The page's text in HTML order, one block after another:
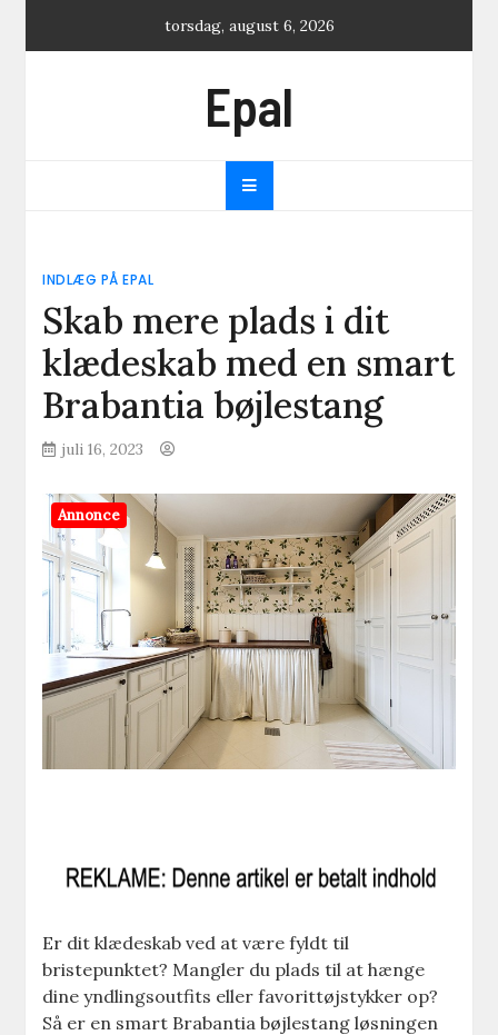
torsdag, august 6, 2026
Epal
INDLÆG PÅ EPAL
Skab mere plads i dit
klædeskab med en smart
Brabantia bøjlestang
juli 16, 2023
Annonce
Er dit klædeskab ved at være fyldt til
bristepunktet? Mangler du plads til at hænge
dine yndlingsoutfits eller favorittøjstykker op?
Så er en smart Brabantia bøjlestang løsningen